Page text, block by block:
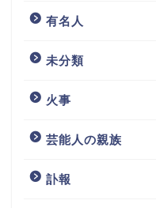
有名人
未分類
火事
芸能人の親族
訃報